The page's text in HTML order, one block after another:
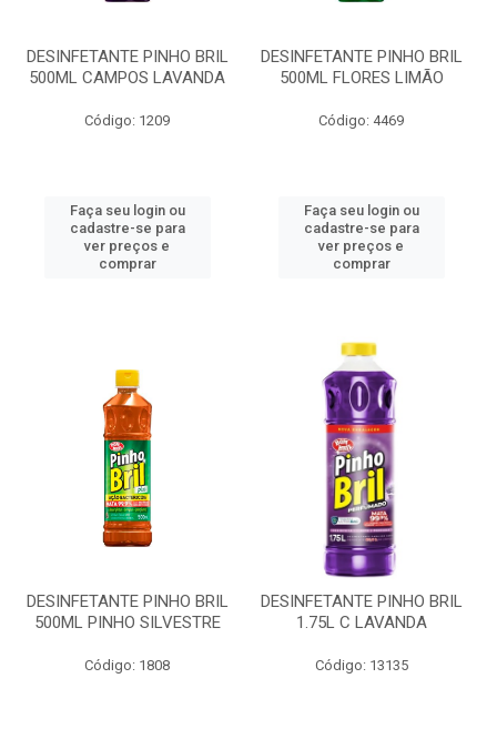
DESINFETANTE PINHO BRIL
500ML CAMPOS LAVANDA
Código: 1209
Faça seu login ou
cadastre-se para
ver preços e
comprar
DESINFETANTE PINHO BRIL
500ML FLORES LIMÃO
Código: 4469
Faça seu login ou
cadastre-se para
ver preços e
comprar
DESINFETANTE PINHO BRIL
500ML PINHO SILVESTRE
Código: 1808
DESINFETANTE PINHO BRIL
1.75L C LAVANDA
Código: 13135